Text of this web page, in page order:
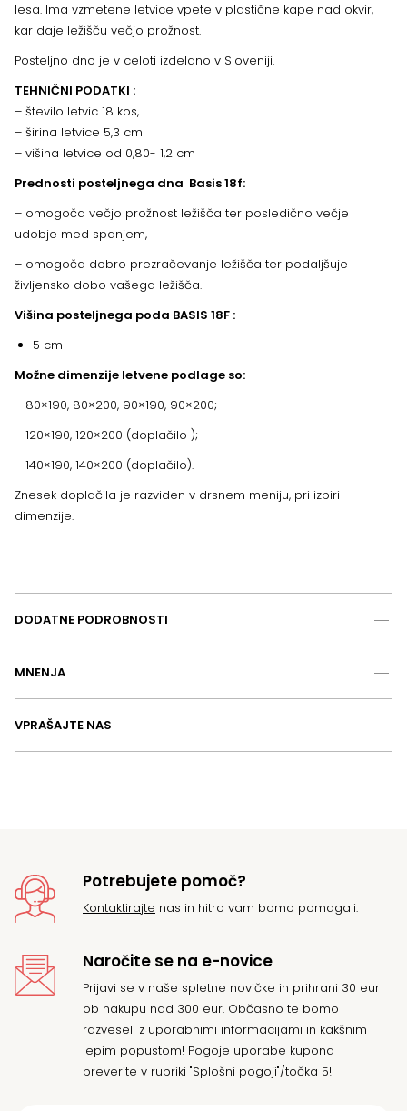
lesa. Ima vzmetene letvice vpete v plastične kape nad okvir,
kar daje ležišču večjo prožnost.
Posteljno dno je v celoti izdelano v Sloveniji.
TEHNIČNI PODATKI :
– število letvic 18 kos,
– širina letvice 5,3 cm
– višina letvice od 0,80- 1,2 cm
Prednosti posteljnega dna Basis 18f:
– omogoča večjo prožnost ležišča ter posledično večje
udobje med spanjem,
– omogoča dobro prezračevanje ležišča ter podaljšuje
življensko dobo vašega ležišča.
Višina posteljnega poda BASIS 18F :
5 cm
Možne dimenzije letvene podlage so:
– 80×190, 80×200, 90×190, 90×200;
– 120×190, 120×200 (doplačilo );
– 140×190, 140×200 (doplačilo).
Znesek doplačila je razviden v drsnem meniju, pri izbiri
dimenzije.
DODATNE PODROBNOSTI
MNENJA
VPRAŠAJTE NAS
Potrebujete pomoč?
Kontaktirajte nas in hitro vam bomo pomagali.
Naročite se na e-novice
Prijavi se v naše spletne novičke in prihrani 30 eur
ob nakupu nad 300 eur. Občasno te bomo
razveseli z uporabnimi informacijami in kakšnim
lepim popustom! Pogoje uporabe kupona
preverite v rubriki "Splošni pogoji"/točka 5!